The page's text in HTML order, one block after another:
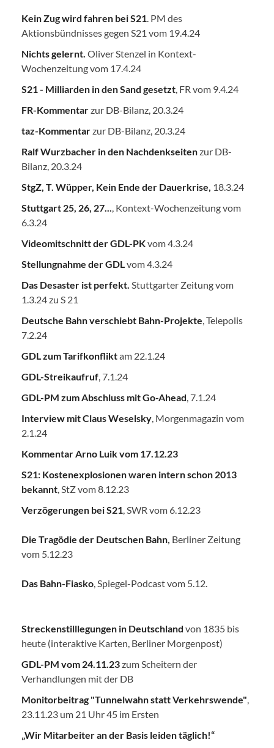
Kein Zug wird fahren bei S21 . PM des
Aktionsbündnisses gegen S21 vom 19.4.24
Nichts gelernt. Oliver Stenzel in Kontext-
Wochenzeitung vom 17.4.24
S21 - Milliarden in den Sand gesetzt , FR vom 9.4.24
FR-Kommentarzur DB-Bilanz, 20.3.24
taz-Kommentarzur DB-Bilanz, 20.3.24
Ralf Wurzbacher in den Nachdenkseitenzur DB-
Bilanz, 20.3.24
StgZ, T. Wüpper, Kein Ende der Dauerkrise, 18.3.24
Stuttgart 25, 26, 27...
, Kontext-Wochenzeitung vom
6.3.24
Videomitschnitt der GDL-PKvom 4.3.24
Stellungnahme der GDL vom 4.3.24
Das Desaster ist perfekt. Stuttgarter Zeitung vom
1.3.24 zu S 21
Deutsche Bahn verschiebt Bahn-Projekte , Telepolis
7.2.24
GDL zum Tarifkonfliktam 22.1.24
GDL-Streikaufruf , 7.1.24
GDL-PM zum Abschluss mit Go-Ahead , 7.1.24
Interview mit Claus Weselsky , Morgenmagazin vom
2.1.24
Kommentar Arno Luik vom 17.12.23
S21: Kostenexplosionen waren intern schon 2013
bekannt , StZ vom 8.12.23
Verzögerungen bei S21 , SWR vom 6.12.23
Die Tragödie der Deutschen Bahn Berliner Zeitung
vom 5.12.23
Das Bahn-Fiasko , Spiegel-Podcast vom 5.12.
Streckenstilllegungen in Deutschland von 1835 bis
heute (interaktive Karten, Berliner Morgenpost)
GDL-PM vom 24.11.23zum Scheitern der
Verhandlungen mit der DB
Monitorbeitrag "Tunnelwahn statt Verkehrswende"
23.11.23 um 21 Uhr 45 im Ersten
„Wir Mitarbeiter an der Basis leiden täglich!“